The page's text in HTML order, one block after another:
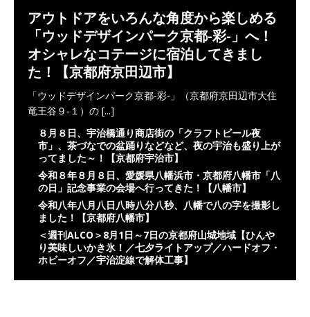
アウトドアをいろんな角度から楽しめる
「ウッドデザインパーク京都-彩-」へ！
オシャレなコテージに宿泊してきまし
た！【京都府京田辺市】
「ウッドデザインパーク京都-彩-」（京都府京田辺市大住
竜王谷９‐１）の [...]
８月８日、宇治橋通り商店街の「クラフトビール夜
市」、茶づなでの盆踊りなどなど、夜の宇治も盛り上が
ってました～！【京都府宇治市】
令和８年８月８日、愛媛県八幡浜市・京都府八幡市「八
の日」記念事業の会場へ行ってきた！【八幡市】
令和八年八月八日八時八分八秒、八幡で八の字を撮影し
ました！【京都府八幡市】
＜週刊ALCO＞8月1日～7日の京都府山城地域【ひんや
り美味しいかき氷！／七夕ライトアップ／ハードオフ・
ホビーオフ／宇治淀線で解体工事】